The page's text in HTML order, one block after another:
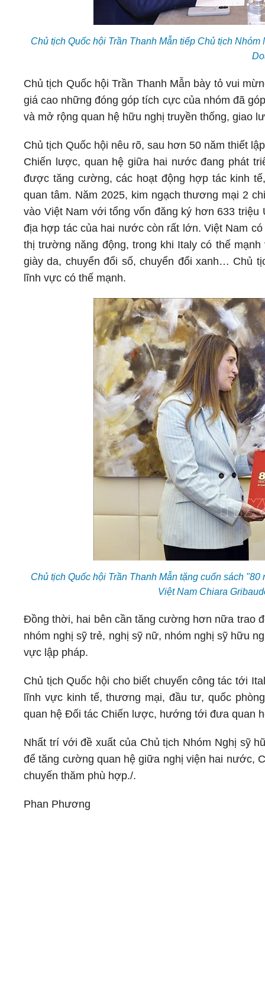
Chủ tịch Quốc hội Trần Thanh Mẫn tiếp Chủ tịch
Chủ tịch Quốc hội Trần Thanh Mẫn bày tỏ vui
giá cao những đóng góp tích cực của nhóm đã
và mở rộng quan hệ hữu nghị truyền thống, giao
Chủ tịch Quốc hội nêu rõ, sau hơn 50 năm thiết
Chiến lược, quan hệ giữa hai nước đang phát
được tăng cường, các hoạt động hợp tác kinh
quan tâm. Năm 2025, kim ngạch thương mại 2
vào Việt Nam với tổng vốn đăng ký hơn 633
địa hợp tác của hai nước còn rất lớn. Việt Nam
thị trường năng động, trong khi Italy có thế
giày da, chuyển đổi số, chuyển đổi xanh… Chủ
lĩnh vực có thế mạnh.
Chủ tịch Quốc hội Trần Thanh Mẫn tặng cuốn sách
Việt Nam Chiara
Đồng thời, hai bên cần tăng cường hơn nữa trao
nhóm nghị sỹ trẻ, nghị sỹ nữ, nhóm nghị sỹ hữu
vực lập pháp.
Chủ tịch Quốc hội cho biết chuyến công tác tới
lĩnh vực kinh tế, thương mại, đầu tư, quốc
quan hệ Đối tác Chiến lược, hướng tới đưa quan
Nhất trí với đề xuất của Chủ tịch Nhóm Nghị sỹ
để tăng cường quan hệ giữa nghị viện hai nước,
chuyến thăm phù hợp./.
Phan Phương